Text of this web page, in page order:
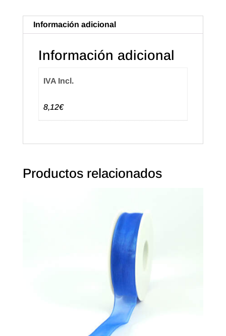
Información adicional
Información adicional
IVA Incl.
8,12€
Productos relacionados